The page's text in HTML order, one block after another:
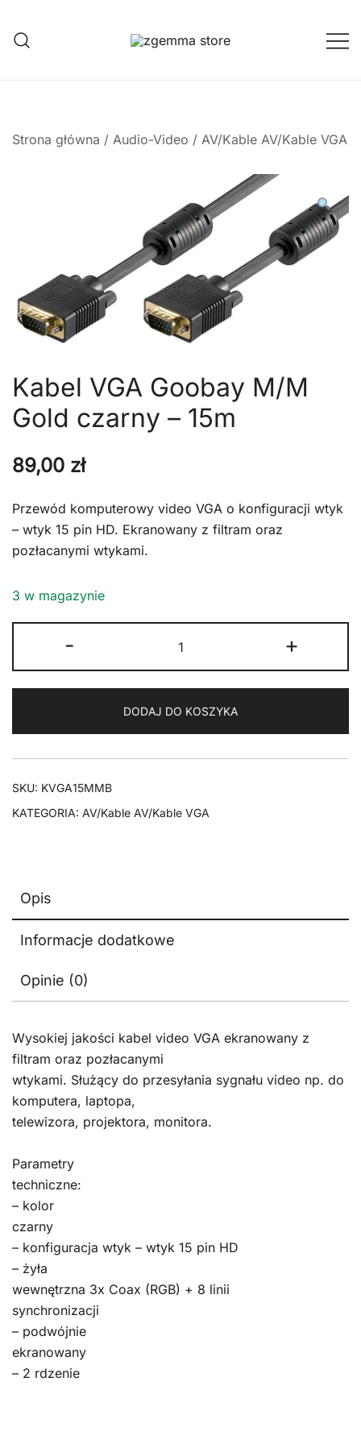
treści
Strona główna / Audio-Video / AV/Kable AV/Kable VGA
Kabel VGA Goobay M/M
Gold czarny – 15m
89,00 zł
Przewód komputerowy video VGA o konfiguracji wtyk
– wtyk 15 pin HD. Ekranowany z filtram oraz
pozłacanymi wtykami.
3 w magazynie
-
Kabel
VGA
M/M
Gold
czarny
+
DODAJ DO KOSZYKA
SKU: KVGA15MMB
KATEGORIA: AV/Kable AV/Kable VGA
Opis
Informacje dodatkowe
Opinie (0)
Wysokiej jakości kabel video VGA ekranowany z
filtram oraz pozłacanymi
wtykami. Służący do przesyłania sygnału video np. do
komputera, laptopa,
telewizora, projektora, monitora.
Parametry
techniczne:
– kolor
czarny
– konfiguracja wtyk – wtyk 15 pin HD
– żyła
wewnętrzna 3x Coax (RGB) + 8 linii
synchronizacji
– podwójnie
ekranowany
– 2 rdzenie